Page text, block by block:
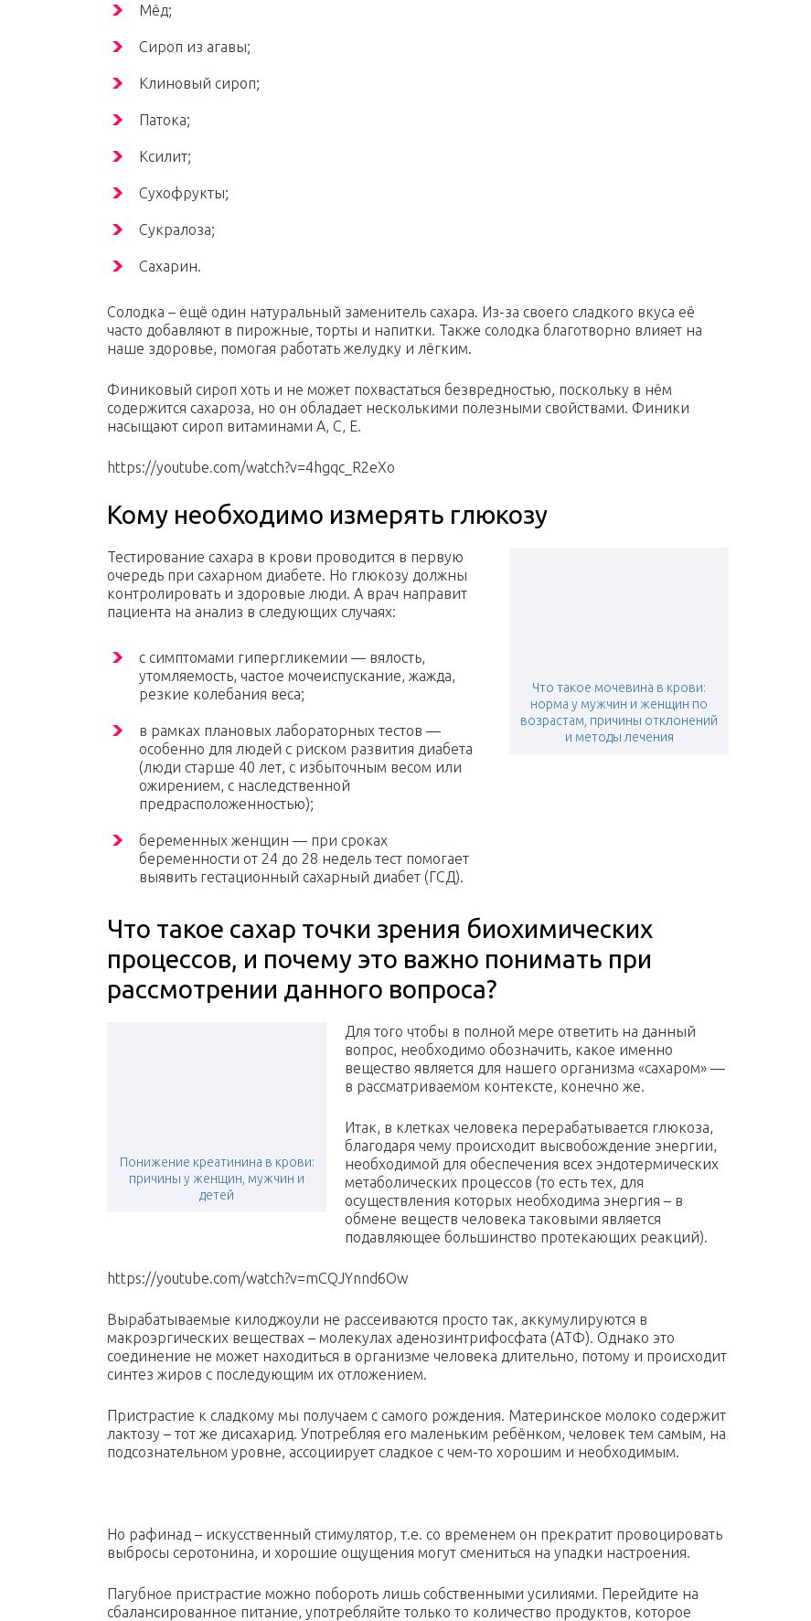
Мёд;
Сироп из агавы;
Клиновый сироп;
Патока;
Ксилит;
Сухофрукты;
Сукралоза;
Сахарин.
Солодка – ещё один натуральный заменитель сахара. Из-за своего сладкого вкуса её
часто добавляют в пирожные, торты и напитки. Также солодка благотворно влияет на
наше здоровье, помогая работать желудку и лёгким.
Финиковый сироп хоть и не может похвастаться безвредностью, поскольку в нём
содержится сахароза, но он обладает несколькими полезными свойствами. Финики
насыщают сироп витаминами A, C, E.
https://youtube.com/watch?v=4hgqc_R2eXo
Кому необходимо измерять глюкозу
Что такое мочевина в крови:
норма у мужчин и женщин по
возрастам, причины отклонений
и методы лечения
Тестирование сахара в крови проводится в первую
очередь при сахарном диабете. Но глюкозу должны
контролировать и здоровые люди. А врач направит
пациента на анализ в следующих случаях:
с симптомами гипергликемии — вялость,
утомляемость, частое мочеиспускание, жажда,
резкие колебания веса;
в рамках плановых лабораторных тестов —
особенно для людей с риском развития диабета
(люди старше 40 лет, с избыточным весом или
ожирением, с наследственной
предрасположенностью);
беременных женщин — при сроках
беременности от 24 до 28 недель тест помогает
выявить гестационный сахарный диабет (ГСД).
Что такое сахар точки зрения биохимических
процессов, и почему это важно понимать при
рассмотрении данного вопроса?
Понижение креатинина в крови:
причины у женщин, мужчин и
детей
Для того чтобы в полной мере ответить на данный
вопрос, необходимо обозначить, какое именно
вещество является для нашего организма «сахаром» —
в рассматриваемом контексте, конечно же.
Итак, в клетках человека перерабатывается глюкоза,
благодаря чему происходит высвобождение энергии,
необходимой для обеспечения всех эндотермических
метаболических процессов (то есть тех, для
осуществления которых необходима энергия – в
обмене веществ человека таковыми является
подавляющее большинство протекающих реакций).
https://youtube.com/watch?v=mCQJYnnd6Ow
Вырабатываемые килоджоули не рассеиваются просто так, аккумулируются в
макроэргических веществах – молекулах аденозинтрифосфата (АТФ). Однако это
соединение не может находиться в организме человека длительно, потому и происходит
синтез жиров с последующим их отложением.
Пристрастие к сладкому мы получаем с самого рождения. Материнское молоко содержит
лактозу – тот же дисахарид. Употребляя его маленьким ребёнком, человек тем самым, на
подсознательном уровне, ассоциирует сладкое с чем-то хорошим и необходимым.
Но рафинад – искусственный стимулятор, т.е. со временем он прекратит провоцировать
выбросы серотонина, и хорошие ощущения могут смениться на упадки настроения.
Пагубное пристрастие можно побороть лишь собственными усилиями. Перейдите на
сбалансированное питание, употребляйте только то количество продуктов, которое